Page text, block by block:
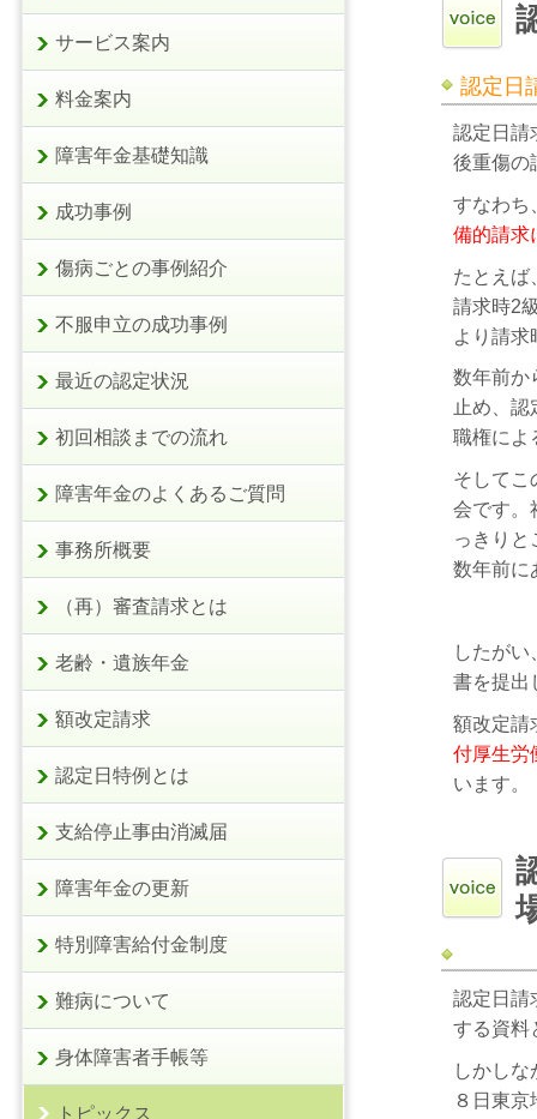
認定日
認定日請
後重傷の
すなわち
備的請求
たとえば
請求時2
より請求
数年前か
止め、
職権によ
そしてこ
会です。
っきりと
数年前に
したが
書を提出
額改定請
付厚生労
います。
認定日請
する資料
しかし
８日東京
サービス案内
料金案内
障害年金基礎知識
成功事例
傷病ごとの事例紹介
不服申立の成功事例
最近の認定状況
初回相談までの流れ
障害年金のよくあるご質問
事務所概要
（再）審査請求とは
老齢・遺族年金
額改定請求
認定日特例とは
支給停止事由消滅届
障害年金の更新
特別障害給付金制度
難病について
身体障害者手帳等
トピックス